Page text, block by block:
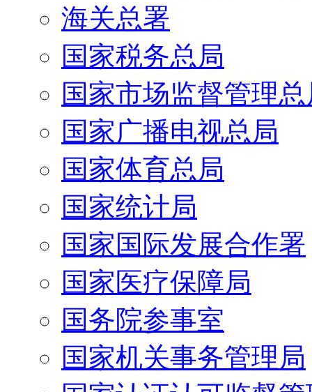
海关总署
国家税务总局
国家市场监督管理
国家广播电视总局
国家体育总局
国家统计局
国家国际发展合作署
国家医疗保障局
国务院参事室
国家机关事务管理局